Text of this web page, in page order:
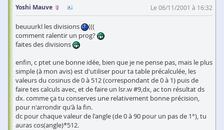
Yoshi Mauve
Le 06/11/2001 à 16:32
beuuurk! les divisions
(((
comment ralentir un prog?
faites des divisions
enfin, c ptet une bonne idée, bien que je ne pense pas, mais le plus
simple (à mon avis) est d'utiliser pour ta table précalculée, les
valeurs du cosinus de 0 à 512 (correspondant de 0 à 1) puis de
faire tes calculs avec, et de faire un lsr.w #9,dx, ac ton résultat ds
dx. comme ça tu conserves une relativement bonne précision,
pour n'arrondir qu'à la fin.
dc pour chaque valeur de l'angle (de 0 à 90 pour un pas de 1°), tu
auras cos(angle)*512.